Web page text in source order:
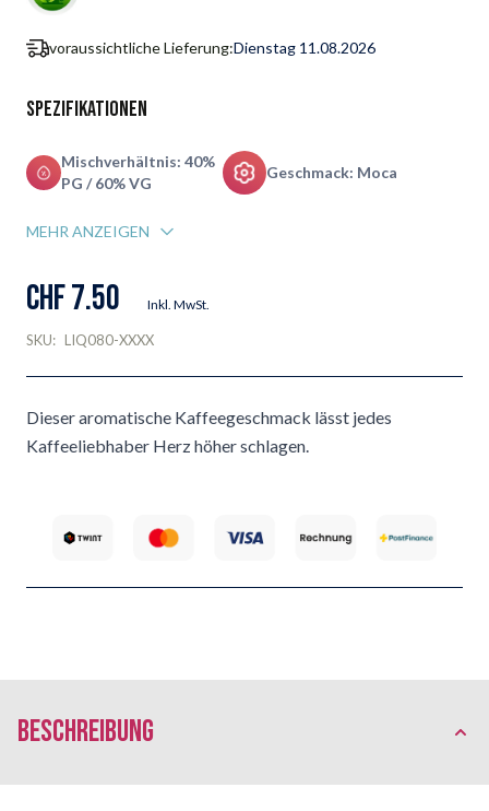
voraussichtliche Lieferung:Dienstag 11.08.2026
Spezifikationen
Mischverhältnis: 40%
PG / 60% VG
Geschmack: Moca
MEHR ANZEIGEN
CHF 7.50 Inkl. MwSt.
SKU: LIQ080-XXXX
Dieser aromatische Kaffeegeschmack lässt jedes
Kaffeeliebhaber Herz höher schlagen.
Beschreibung